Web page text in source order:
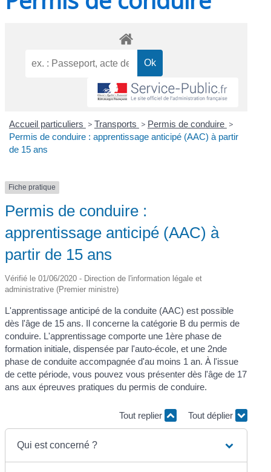
Accueil particuliers > Transports > Permis de conduire >
Permis de conduire : apprentissage anticipé (AAC) à partir
de 15 ans
Fiche pratique
Permis de conduire :
apprentissage anticipé (AAC) à
partir de 15 ans
Vérifié le 01/06/2020 - Direction de l'information légale et
administrative (Premier ministre)
L'apprentissage anticipé de la conduite (AAC) est possible
dès l'âge de 15 ans. Il concerne la catégorie B du permis de
conduire. L'apprentissage comporte une 1ère phase de
formation initiale, dispensée par l'auto-école, et une 2nde
phase de conduite accompagnée d'au moins 1 an. À l'issue
de cette période, vous pouvez vous présenter dès l'âge de 17
ans aux épreuves pratiques du permis de conduire.
Tout replier Tout déplier
Qui est concerné ?